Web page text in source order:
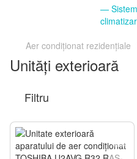
Aer condiționat rezidențiale
Unități exterioară
Filtru